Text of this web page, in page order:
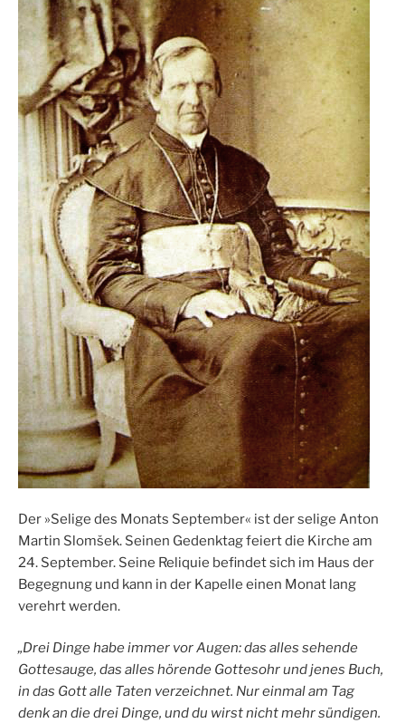
Der »Selige des Monats September« ist der selige Anton
Martin Slomšek. Seinen Gedenktag feiert die Kirche am
24. September. Seine Reliquie befindet sich im Haus der
Begegnung und kann in der Kapelle einen Monat lang
verehrt werden.
„Drei Dinge habe immer vor Augen: das alles sehende
Gottesauge, das alles hörende Gottesohr und jenes Buch,
in das Gott alle Taten verzeichnet. Nur einmal am Tag
denk an die drei Dinge, und du wirst nicht mehr sündigen.